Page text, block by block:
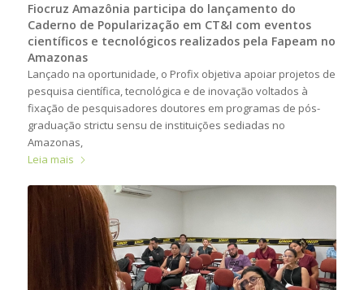
Fiocruz Amazônia participa do lançamento do
Caderno de Popularização em CT&I com eventos
científicos e tecnológicos realizados pela Fapeam no
Amazonas
Lançado na oportunidade, o Profix objetiva apoiar projetos de
pesquisa científica, tecnológica e de inovação voltados à
fixação de pesquisadores doutores em programas de pós-
graduação strictu sensu de instituições sediadas no
Amazonas,
Leia mais